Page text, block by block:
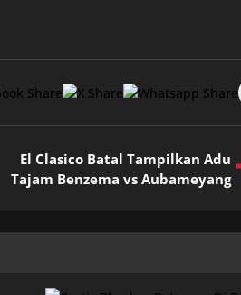
El Clasico Batal Tampilkan Adu
Tajam Benzema vs Aubameyang